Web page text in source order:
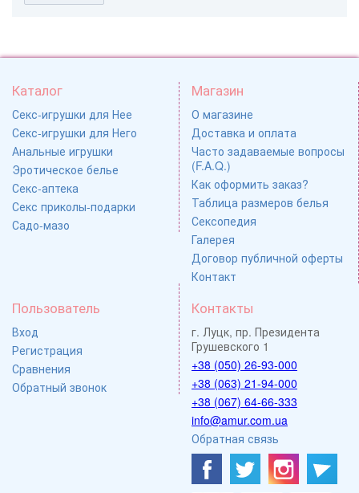
Каталог
Секс-игрушки для Нее
Секс-игрушки для Него
Анальные игрушки
Эротическое белье
Секс-аптека
Секс приколы-подарки
Садо-мазо
Магазин
О магазине
Доставка и оплата
Часто задаваемые вопросы
(F.A.Q.)
Как оформить заказ?
Таблица размеров белья
Сексопедия
Галерея
Договор публичной оферты
Контакт
Пользователь
Вход
Регистрация
Сравнения
Обратный звонок
Контакты
г. Луцк, пр. Президента
Грушевского 1
+38 (050) 26-93-000
+38 (063) 21-94-000
+38 (067) 64-66-333
info@amur.com.ua
Обратная связь